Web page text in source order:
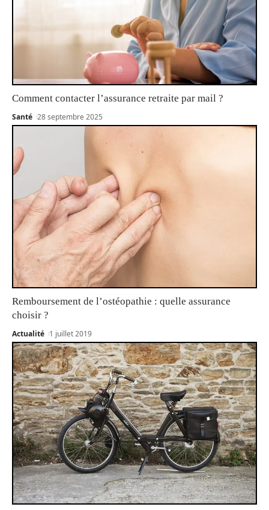
Comment contacter l’assurance retraite par mail ?
Santé 28 septembre 2025
Remboursement de l’ostéopathie : quelle assurance
choisir ?
Actualité 1 juillet 2019